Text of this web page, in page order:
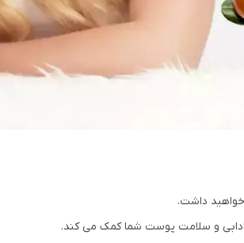
خواهید داشت.
و سلامت پوست شما کمک می کند.